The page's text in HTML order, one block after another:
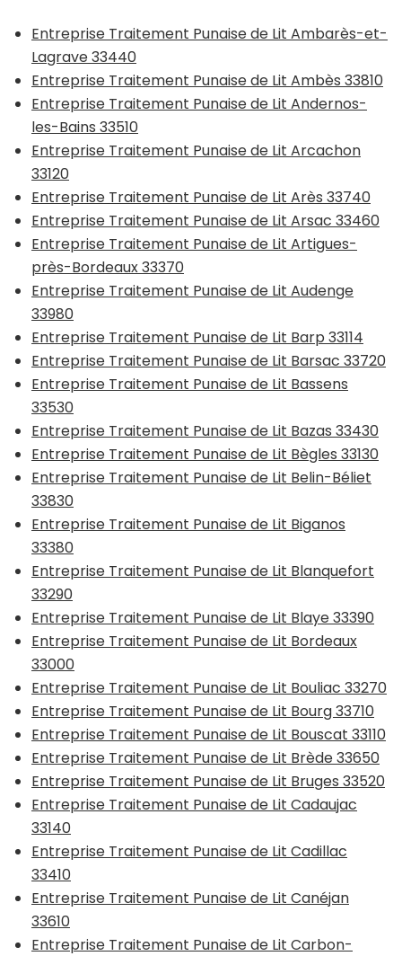
Entreprise Traitement Punaise de Lit Ambarès-et-
Lagrave 33440
Entreprise Traitement Punaise de Lit Ambès 33810
Entreprise Traitement Punaise de Lit Andernos-
les-Bains 33510
Entreprise Traitement Punaise de Lit Arcachon
33120
Entreprise Traitement Punaise de Lit Arès 33740
Entreprise Traitement Punaise de Lit Arsac 33460
Entreprise Traitement Punaise de Lit Artigues-
près-Bordeaux 33370
Entreprise Traitement Punaise de Lit Audenge
33980
Entreprise Traitement Punaise de Lit Barp 33114
Entreprise Traitement Punaise de Lit Barsac 33720
Entreprise Traitement Punaise de Lit Bassens
33530
Entreprise Traitement Punaise de Lit Bazas 33430
Entreprise Traitement Punaise de Lit Bègles 33130
Entreprise Traitement Punaise de Lit Belin-Béliet
33830
Entreprise Traitement Punaise de Lit Biganos
33380
Entreprise Traitement Punaise de Lit Blanquefort
33290
Entreprise Traitement Punaise de Lit Blaye 33390
Entreprise Traitement Punaise de Lit Bordeaux
33000
Entreprise Traitement Punaise de Lit Bouliac 33270
Entreprise Traitement Punaise de Lit Bourg 33710
Entreprise Traitement Punaise de Lit Bouscat 33110
Entreprise Traitement Punaise de Lit Brède 33650
Entreprise Traitement Punaise de Lit Bruges 33520
Entreprise Traitement Punaise de Lit Cadaujac
33140
Entreprise Traitement Punaise de Lit Cadillac
33410
Entreprise Traitement Punaise de Lit Canéjan
33610
Entreprise Traitement Punaise de Lit Carbon-